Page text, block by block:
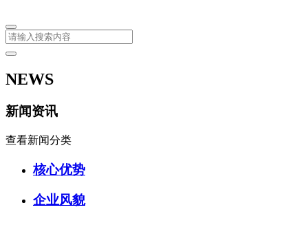
NEWS
新闻资讯
查看新闻分类
核心优势
企业风貌